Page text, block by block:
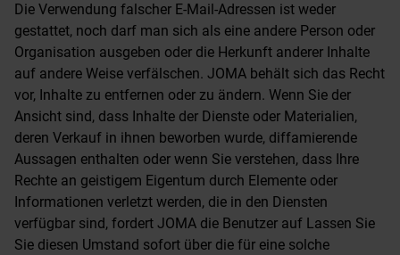
Die Verwendung falscher E-Mail-Adressen ist weder
gestattet, noch darf man sich als eine andere Person oder
Organisation ausgeben oder die Herkunft anderer Inhalte
auf andere Weise verfälschen. JOMA behält sich das Recht
vor, Inhalte zu entfernen oder zu ändern. Wenn Sie der
Ansicht sind, dass Inhalte der Dienste oder Materialien,
deren Verkauf in ihnen beworben wurde, diffamierende
Aussagen enthalten oder wenn Sie verstehen, dass Ihre
Rechte an geistigem Eigentum durch Elemente oder
Informationen verletzt werden, die in den Diensten
verfügbar sind, fordert JOMA die Benutzer auf Lassen Sie
Sie diesen Umstand sofort über die für eine solche